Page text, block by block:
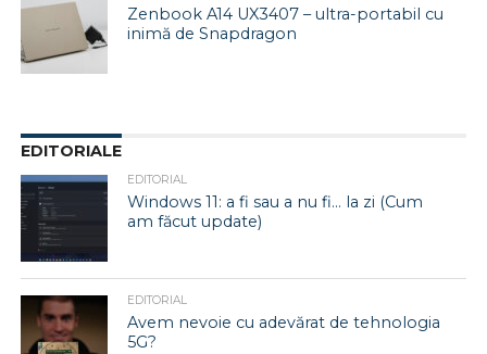
Zenbook A14 UX3407 – ultra-portabil cu
inimă de Snapdragon
EDITORIALE
EDITORIAL
Windows 11: a fi sau a nu fi… la zi (Cum
am făcut update)
EDITORIAL
Avem nevoie cu adevărat de tehnologia
5G?